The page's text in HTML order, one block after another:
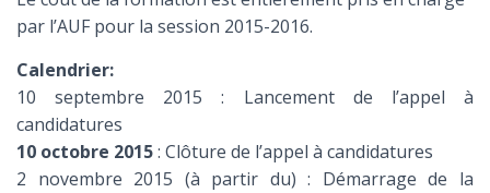
par l’AUF pour la session 2015-2016.
Calendrier:
10 septembre 2015 : Lancement de l’appel à
candidatures
10 octobre 2015: Clôture de l’appel à candidatures
2 novembre 2015 (à partir du) : Démarrage de la